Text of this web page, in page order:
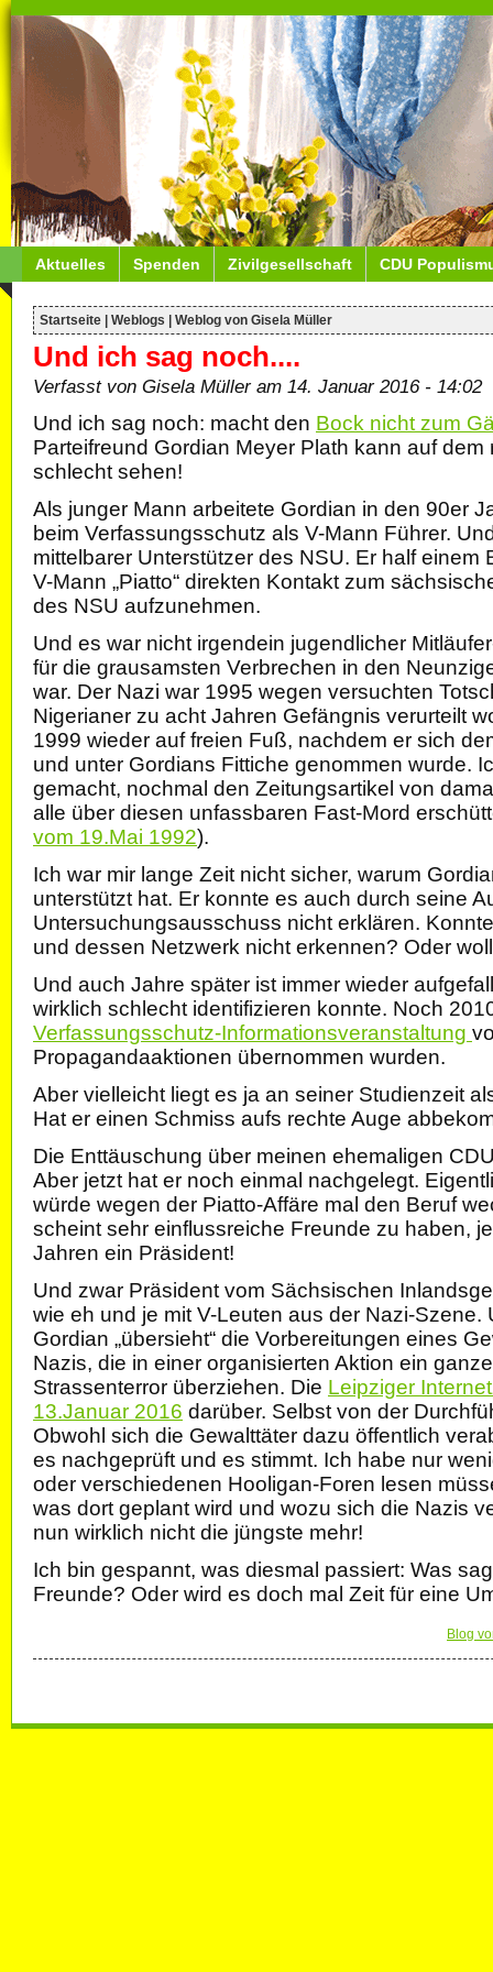
Aktuelles Spenden Zivilgesellschaft CDU
Startseite Weblogs Weblog von Gisela Müller
Und ich sag noch....
Verfasst von Gisela Müller am 14. Januar 2016 - 14:02
Und ich sag noch: macht den Bock nicht zum
Parteifreund Gordian Meyer Plath kann auf dem
schlecht sehen!
Als junger Mann arbeitete Gordian in den 90er
beim Verfassungsschutz als V-Mann Führer.
mittelbarer Unterstützer des NSU. Er half einem
V-Mann „Piatto“ direkten Kontakt zum
des NSU aufzunehmen.
Und es war nicht irgendein jugendlicher
für die grausamsten Verbrechen in den
war. Der Nazi war 1995 wegen versuchten
Nigerianer zu acht Jahren Gefängnis verurteilt
1999 wieder auf freien Fuß, nachdem er sich
und unter Gordians Fittiche genommen wurde.
gemacht, nochmal den Zeitungsartikel von
alle über diesen unfassbaren Fast-Mord
vom 19.Mai 1992).
Ich war mir lange Zeit nicht sicher, warum
unterstützt hat. Er konnte es auch durch seine
Untersuchungsausschuss nicht erklären.
und dessen Netzwerk nicht erkennen? Oder
Und auch Jahre später ist immer wieder
wirklich schlecht identifizieren konnte. Noch
Verfassungsschutz-Informationsveranstaltung
Propagandaaktionen übernommen wurden.
Aber vielleicht liegt es ja an seiner Studienzeit
Hat er einen Schmiss aufs rechte Auge
Die Enttäuschung über meinen ehemaligen
Aber jetzt hat er noch einmal nachgelegt.
würde wegen der Piatto-Affäre mal den Beruf
scheint sehr einflussreiche Freunde zu haben,
Jahren ein Präsident!
Und zwar Präsident vom Sächsischen
wie eh und je mit V-Leuten aus der Nazi-Szene.
Gordian „übersieht“ die Vorbereitungen eines
Nazis, die in einer organisierten Aktion ein
Strassenterror überziehen. Die Leipziger
13.Januar 2016 darüber. Selbst von der
Obwohl sich die Gewalttäter dazu öffentlich
es nachgeprüft und es stimmt. Ich habe nur
oder verschiedenen Hooligan-Foren lesen
was dort geplant wird und wozu sich die Nazis
nun wirklich nicht die jüngste mehr!
Ich bin gespannt, was diesmal passiert: Was
Freunde? Oder wird es doch mal Zeit für eine
Blog